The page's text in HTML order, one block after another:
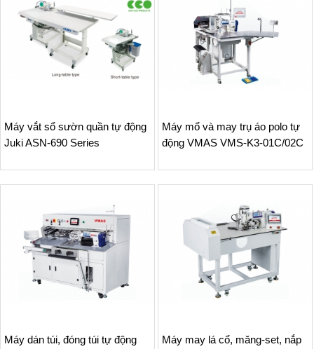
Máy vắt sổ sườn quần tự động
Juki ASN-690 Series
Máy mổ và may trụ áo polo tự
động VMAS VMS-K3-01C/02C
Máy dán túi, đóng túi tự động
Máy may lá cổ, măng-set, nắp